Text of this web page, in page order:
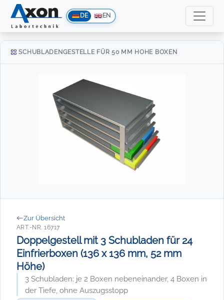
DE EN
SCHUBLADENGESTELLE FÜR 50 MM HOHE BOXEN
Zur Übersicht
ART.-NR. 16717
Doppelgestell mit 3 Schubladen für 24
Einfrierboxen (136 x 136 mm, 52 mm
Höhe)
3 Schubladen: je 2 Boxen nebeneinander, 4 Boxen in
der Tiefe, ohne Auszugsstopp